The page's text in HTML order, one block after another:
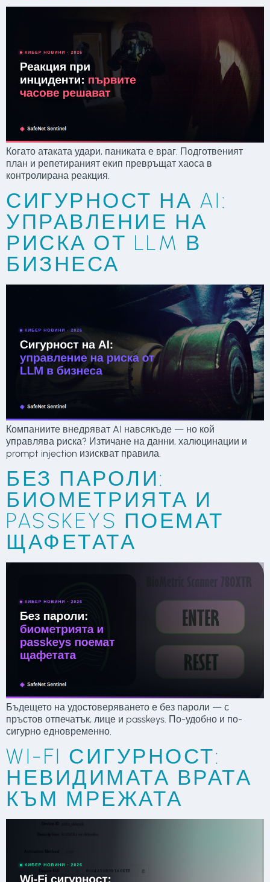
Когато атаката удари, паниката е враг. Подготвеният
план и репетираният екип превръщат хаоса в
контролирана реакция.
СИГУРНОСТ НА AI:
УПРАВЛЕНИЕ НА
РИСКА ОТ LLM В
БИЗНЕСА
Компаниите внедряват AI навсякъде — но кой
управлява риска? Изтичане на данни, халюцинации и
prompt injection изискват правила.
БЕЗ ПАРОЛИ:
БИОМЕТРИЯТА И
PASSKEYS ПОЕМАТ
ЩАФЕТАТА
Бъдещето на удостоверяването е без пароли — с
пръстов отпечатък, лице и passkeys. По-удобно и по-
сигурно едновременно.
WI-FI СИГУРНОСТ:
НЕВИДИМАТА ВРАТА
КЪМ МРЕЖАТА